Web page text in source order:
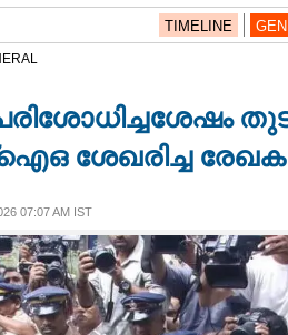
TIMELINE
രേഖകൾ
07:07 AM IST